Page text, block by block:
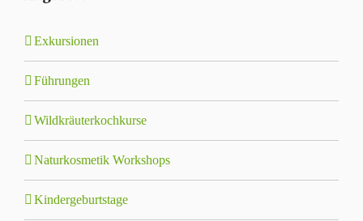
Exkursionen
Führungen
Wildkräuterkochkurse
Naturkosmetik Workshops
Kindergeburtstage